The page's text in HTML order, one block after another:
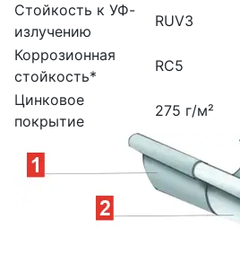
Стойкость к УФ-
излучению
RUV3
Коррозионная
стойкость*
RC5
Цинковое
покрытие
275 г/м²